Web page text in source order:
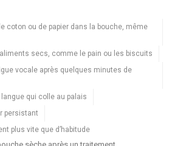
coton ou de papier dans la bouche, même
secs, comme le pain ou les biscuits
vocale après quelques minutes de
qui colle au palais
persistant
plus vite que d’habitude